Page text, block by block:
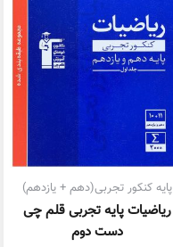
پایه کنکور تجربی(دهم + یازدهم)
ریاضیات پایه تجربی قلم چی
دست دوم